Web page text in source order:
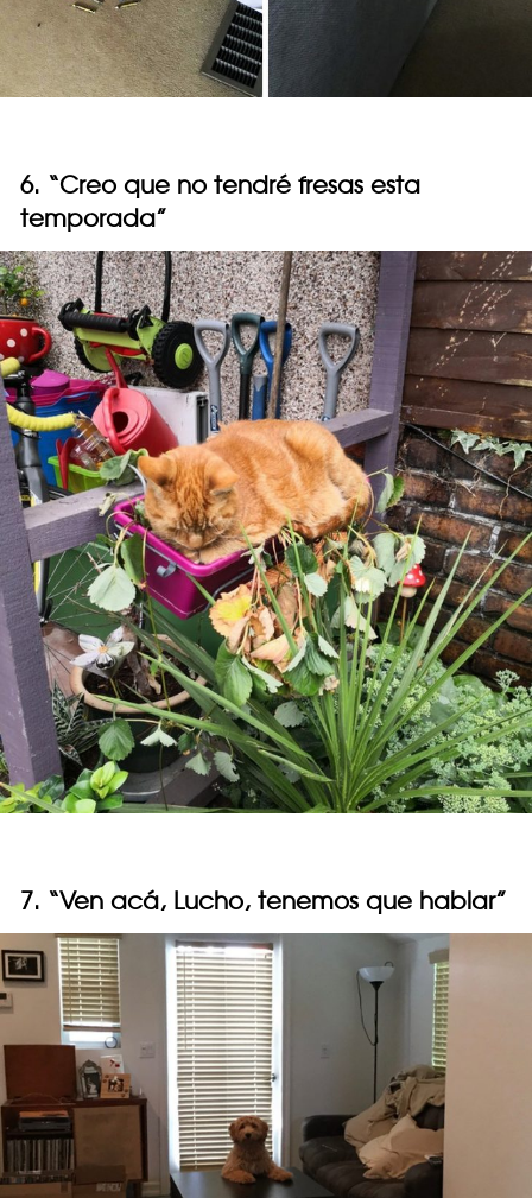
6. “Creo que no tendré fresas esta
temporada”
7. “Ven acá, Lucho, tenemos que hablar”